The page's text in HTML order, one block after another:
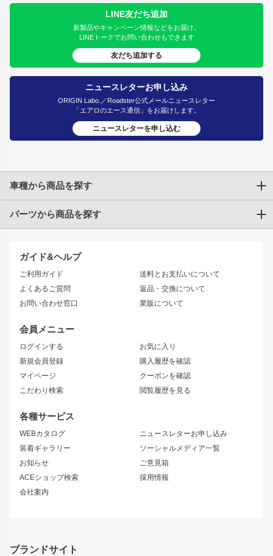
LINE友だち追加
新製品やキャンペーン情報などをお届け。
LINEトークでお問い合わせもできます
友だち追加する
ニュースレターお申し込み
ORIGIN Labo.／Roadster公式メールニュースレター
「エアロのエース通信」をお届けします。
ニュースレターを申し込む
ガイド&ヘルプ
ご利用ガイド
よくあるご質問
お問い合わせ窓口
送料とお支払いについて
返品・交換について
業販について
会員メニュー
ログインする
新規会員登録
マイページ
こだわり検索
お気に入り
購入履歴を確認
クーポンを確認
閲覧履歴を見る
各種サービス
WEBカタログ
装着ギャラリー
お知らせ
ACEショップ検索
会社案内
ニュースレターお申し込み
ソーシャルメディア一覧
ご意見箱
採用情報
車種から商品を探す
トヨタ
JZX90 CHASER
JZX110 MARK II
JZX100 MARK II
JZX90 MARK II
トレノ
マークX
アリスト
ソアラ
アルテッツァ
ニッサン
S15 シルビア
S14 シルビア 後期
S13 シルビア
180SX
シルエイティ
ワンビア
ローレル
セフィーロ
キャラバン
スズキ
GS350
パーツから商品を探す
エアロシリーズ
ドリフトライン
風神
雷神
レーシングライン
アタックライン
ストリームライン
リアウイング
ジムニーパーツ
ホイール
MUD-S7
MUD-SR7
まつど家 鉄漢
ボンネット
ブランドサイト